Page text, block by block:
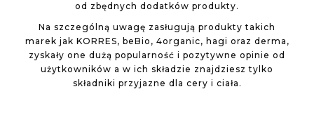
od zbędnych dodatków produkty.
Na szczególną uwagę zasługują produkty takich
marek jak KORRES, beBio, 4organic, hagi oraz derma,
zyskały one dużą popularność i pozytywne opinie od
użytkowników a w ich składzie znajdziesz tylko
składniki przyjazne dla cery i ciała.